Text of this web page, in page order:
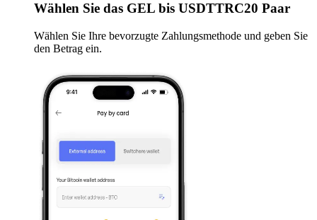
Wählen Sie das GEL bis USDTTRC20 Paar
Wählen Sie Ihre bevorzugte Zahlungsmethode und geben Sie
den Betrag ein.